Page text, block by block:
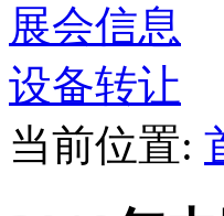
展会信息
设备转让
当前位置: